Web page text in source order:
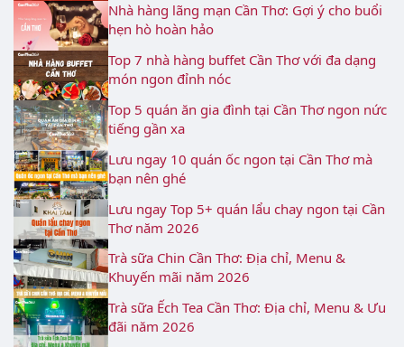
Nhà hàng lãng mạn Cần Thơ: Gợi ý cho buổi
hẹn hò hoàn hảo
Top 7 nhà hàng buffet Cần Thơ với đa dạng
món ngon đỉnh nóc
Top 5 quán ăn gia đình tại Cần Thơ ngon nức
tiếng gần xa
Lưu ngay 10 quán ốc ngon tại Cần Thơ mà
bạn nên ghé
Lưu ngay Top 5+ quán lẩu chay ngon tại Cần
Thơ năm 2026
Trà sữa Chin Cần Thơ: Địa chỉ, Menu &
Khuyến mãi năm 2026
Trà sữa Ếch Tea Cần Thơ: Địa chỉ, Menu & Ưu
đãi năm 2026